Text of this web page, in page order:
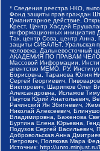
* Сведения реестра НКО,
Фонд защиты прав граждан
Гуманитарное действие,
Крест, Центр Хасдей
информационных инициатив
Так, центр Сова, центр Анна,
защиты СИБАЛЬТ, Уральская
человека, Дальневосточный
АКАДЕМИЯ ПО ПРАВАМ
Массовой Информации,
агентство МЕМО. РУ,
Борисовна, Таранова Юлия
Сергей Георгиевич,
Викторович, Шарипков Олег
Александровна, Исламов
Паутов Юрий Анатольевич,
Рачинский Ян Збигневич,
Николай Алексеевич,
Владимировна, Баженова
Буртина Елена Юрьевна,
Подузов Сергей Васильевич,
Добровольская Анна
Петрович, Полякова Мара
Источник: http://